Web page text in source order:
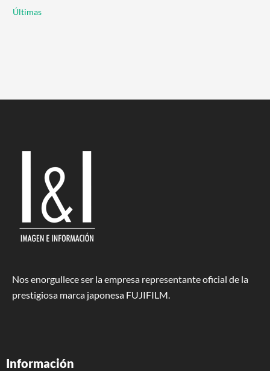
:Últimas
Nos enorgullece ser la empresa representante oficial de la
prestigiosa marca japonesa FUJIFILM.
Información